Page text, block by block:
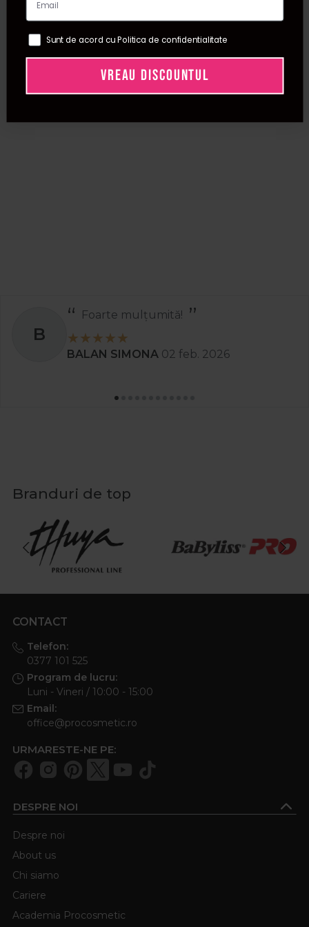
B
Foarte mulțumită!
BALAN SIMONA 02 feb. 2026
Branduri de top
CONTACT
Telefon:
0377 101 525
Program de lucru:
Luni - Vineri / 10:00 - 15:00
Email:
office@procosmetic.ro
URMARESTE-NE PE:
DESPRE NOI
Despre noi
About us
Chi siamo
Cariere
Academia Procosmetic
Sunt de acord cu Politica de confidentialitate
VREAU DISCOUNTUL